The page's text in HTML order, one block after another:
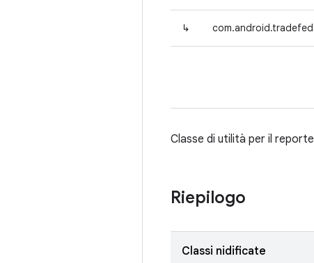
↳
Classe di utilità per il
Riepilogo
Classi nidificate